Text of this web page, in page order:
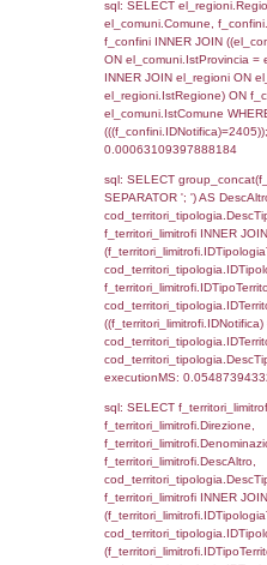
LEFT JOIN
=
LEFT JOIN
LEFT JOIN
sql: